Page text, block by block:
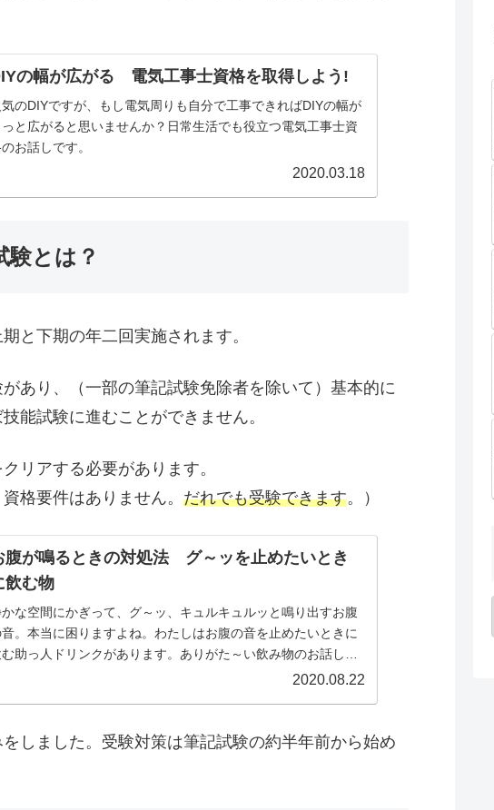
の幅が広がる 電気工事士資格を取得しよう!
気のDIYですが、もし電気周りも自分で工事できればDIYの幅が
っと広がると思いませんか？日常生活でも役立つ電気工事士資
お話しです。
2020.03.18
験とは？
と下期の年二回実施されます。
あり、（一部の筆記試験免除者を除いて）基本的に
能試験に進むことができません。
リアする必要があります。
格要件はありません。 だれでも受験できます。）
腹が鳴るときの対処法 グ～ッを止めたいとき
飲む物
な空間にかぎって、グ～ッ、キュルキュルッと鳴り出すお腹
。本当に困りますよね。わたしはお腹の音を止めたいときに
助っ人ドリンクがあります。ありがた～い飲み物のお話しで
2020.08.22
しました。受験対策は筆記試験の約半年前から始め